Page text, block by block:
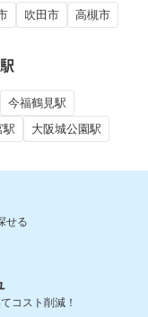
吹田市
高槻市
今福鶴見駅
駅 大阪城公園駅
せる
コスト削減！